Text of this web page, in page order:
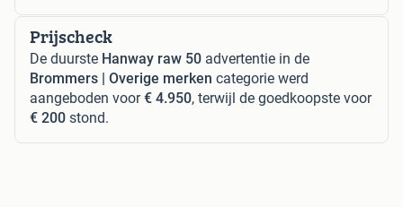
Prijscheck
De duurste Hanway raw 50 advertentie in de
Brommers | Overige merken categorie werd
aangeboden voor€ 4.950, terwijl de goedkoopste voor
€ 200 stond.